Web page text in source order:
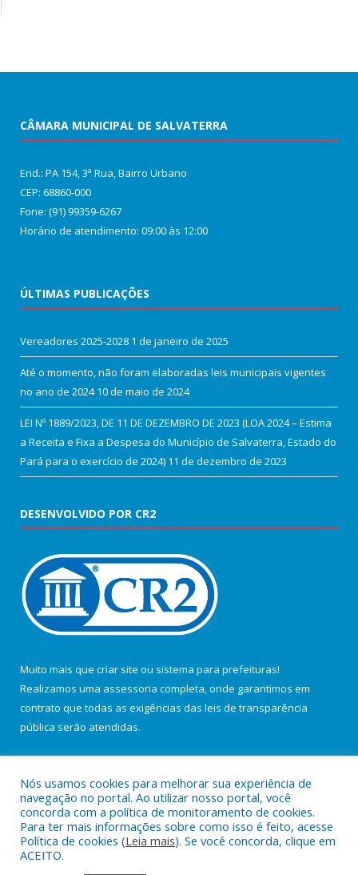
CÂMARA MUNICIPAL DE SALVATERRA
End.: PA 154, 3ª Rua, Bairro Urbano
CEP: 68860‑000
Fone: (91) 99359-6267
Horário de atendimento: 09:00 às 12:00
ÚLTIMAS PUBLICAÇÕES
Vereadores 2025-2028 1 de janeiro de 2025
Até o momento, não foram elaboradas leis municipais vigentes
no ano de 2024 10 de maio de 2024
LEI Nº 1889/2023, DE 11 DE DEZEMBRO DE 2023 (LOA 2024 – Estima
a Receita e Fixa a Despesa do Município de Salvaterra, Estado do
Pará para o exercício de 2024) 11 de dezembro de 2023
DESENVOLVIDO POR CR2
Muito mais que criar site ou sistema para prefeituras!
Realizamos uma assessoria completa, onde garantimos em
contrato que todas as exigências das leis de transparência
pública serão atendidas.
Todos os direitos reservados a Câmara Municipal de Salvaterra.
Nós usamos cookies para melhorar sua experiência de
navegação no portal. Ao utilizar nosso portal, você
concorda com a política de monitoramento de cookies.
Para ter mais informações sobre como isso é feito, acesse
Política de cookies (Leia mais). Se você concorda, clique em
ACEITO.